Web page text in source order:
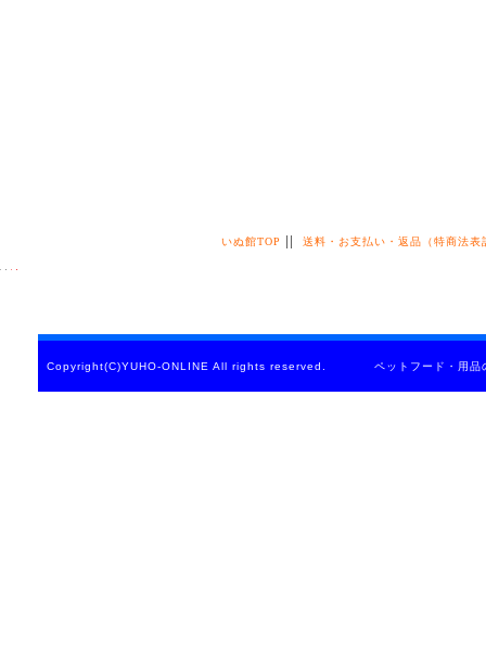
いぬ館TOP 送料・お支払い・返品（特商法表
Copyright(C)YUHO-ONLINE All rights reserved. ペットフード・用品